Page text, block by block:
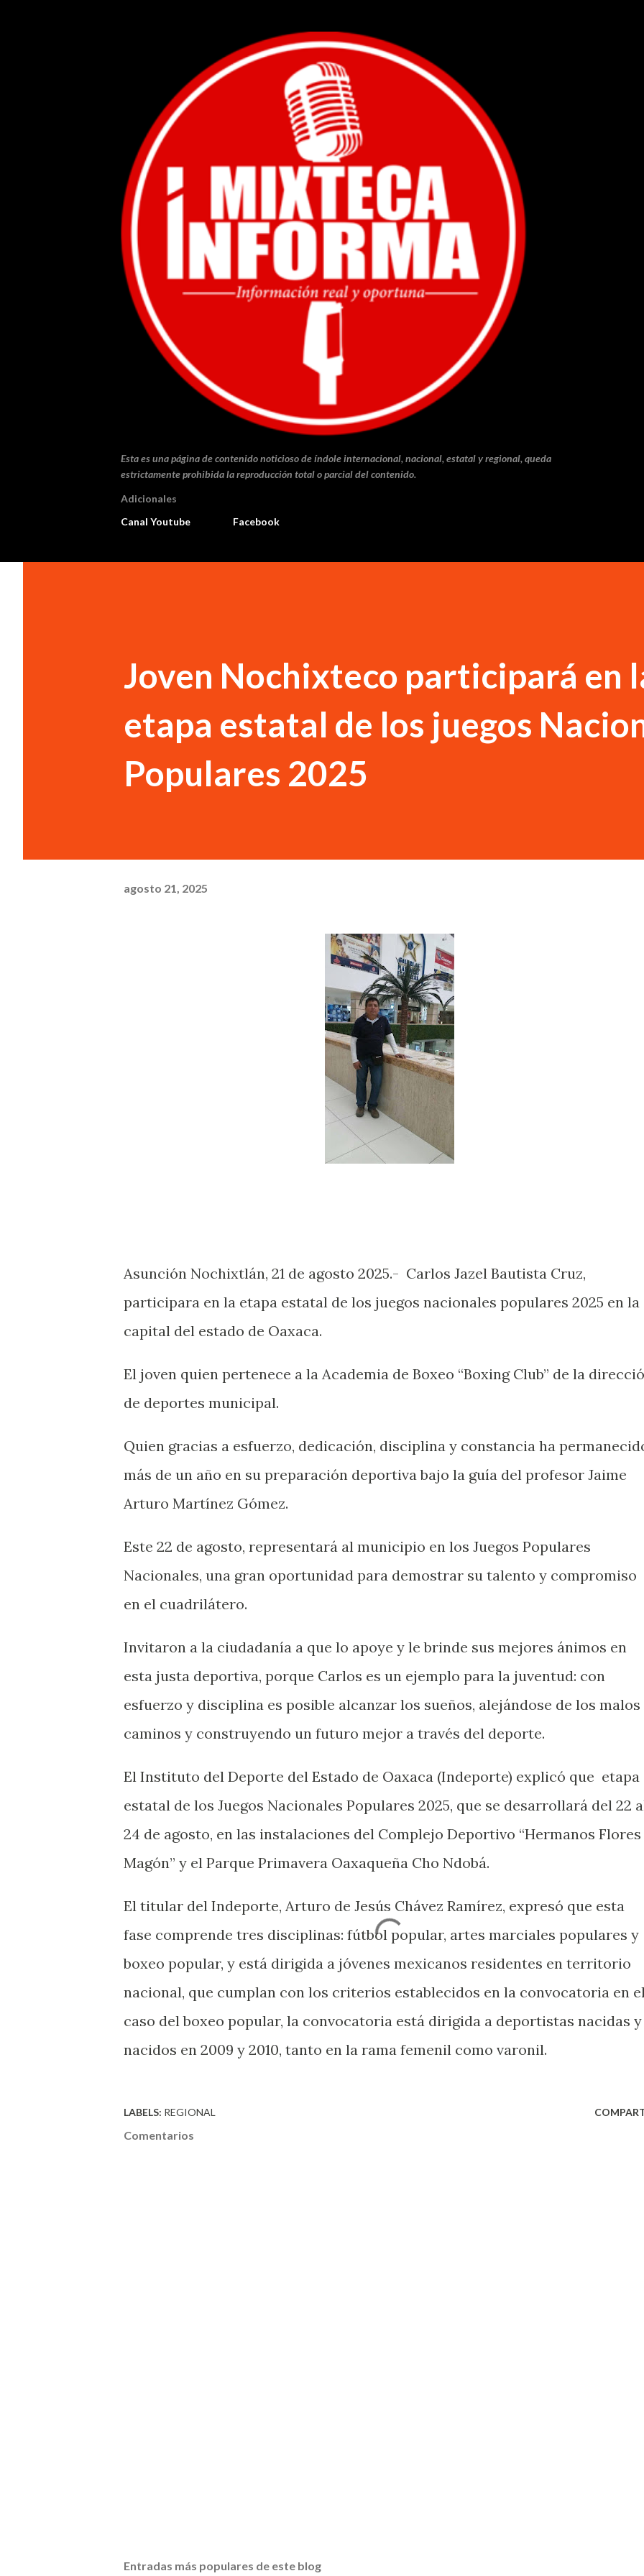
Esta es una página de contenido noticioso de índole internacional, nacional, estatal y regional, queda
estrictamente prohibida la reproducción total o parcial del contenido.
Adicionales
Canal Youtube
Facebook
Joven Nochixteco participará en
etapa estatal de los juegos
Populares 2025
agosto 21, 2025
Asunción Nochixtlán, 21 de agosto 2025.- Carlos Jazel Bautista Cruz,
participara en la etapa estatal de los juegos nacionales populares 2025 en la
capital del estado de Oaxaca.
El joven quien pertenece a la Academia de Boxeo “Boxing Club” de la
de deportes municipal.
Quien gracias a esfuerzo, dedicación, disciplina y constancia ha
más de un año en su preparación deportiva bajo la guía del profesor Jaime
Arturo Martínez Gómez.
Este 22 de agosto, representará al municipio en los Juegos Populares
Nacionales, una gran oportunidad para demostrar su talento y compromiso
en el cuadrilátero.
Invitaron a la ciudadanía a que lo apoye y le brinde sus mejores ánimos en
esta justa deportiva, porque Carlos es un ejemplo para la juventud: con
esfuerzo y disciplina es posible alcanzar los sueños, alejándose de los malos
caminos y construyendo un futuro mejor a través del deporte.
El Instituto del Deporte del Estado de Oaxaca (Indeporte) explicó que etapa
estatal de los Juegos Nacionales Populares 2025, que se desarrollará del 22
24 de agosto, en las instalaciones del Complejo Deportivo “Hermanos Flores
Magón” y el Parque Primavera Oaxaqueña Cho Ndobá.
El titular del Indeporte, Arturo de Jesús Chávez Ramírez, expresó que esta
fase comprende tres disciplinas: fútbol popular, artes marciales populares y
boxeo popular, y está dirigida a jóvenes mexicanos residentes en territorio
nacional, que cumplan con los criterios establecidos en la convocatoria en
caso del boxeo popular, la convocatoria está dirigida a deportistas nacidas y
nacidos en 2009 y 2010, tanto en la rama femenil como varonil.
LABELS: REGIONAL
Comentarios
Entradas más populares de este blog